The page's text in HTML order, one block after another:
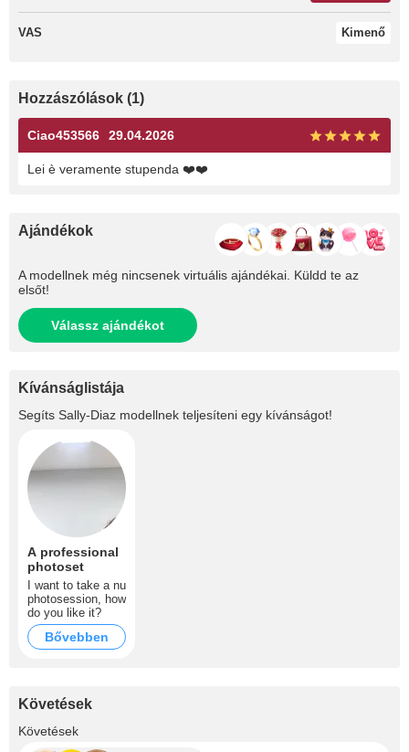
VAS Kimenő
Hozzászólások (1)
Ciao453566 29.04.2026
Lei è veramente stupenda ❤️❤️
Ajándékok
A modellnek még nincsenek virtuális ajándékai. Küldd te az
elsőt!
Válassz ajándékot
Kívánságlistája
Segíts Sally-Diaz modellnek teljesíteni egy kívánságot!
A professional
photoset
I want to take a nu
photosession, how
do you like it?
Bővebben
Követések
Követések